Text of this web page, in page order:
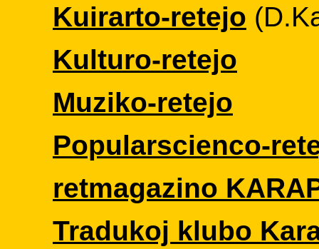
Kuirarto-retejo
Kulturo-retejo
Muziko-retejo
Popularscienco-
retmagazino
Tradukoj klubo